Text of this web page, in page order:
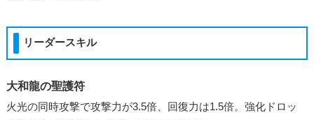
リーダースキル
大和龍の聖護符
火光の同時攻撃で攻撃力が3.5倍、回復力は1.5倍。強化ドロッ